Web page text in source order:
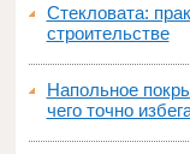
Стекловата:
строительстве
Напольное
чего точно